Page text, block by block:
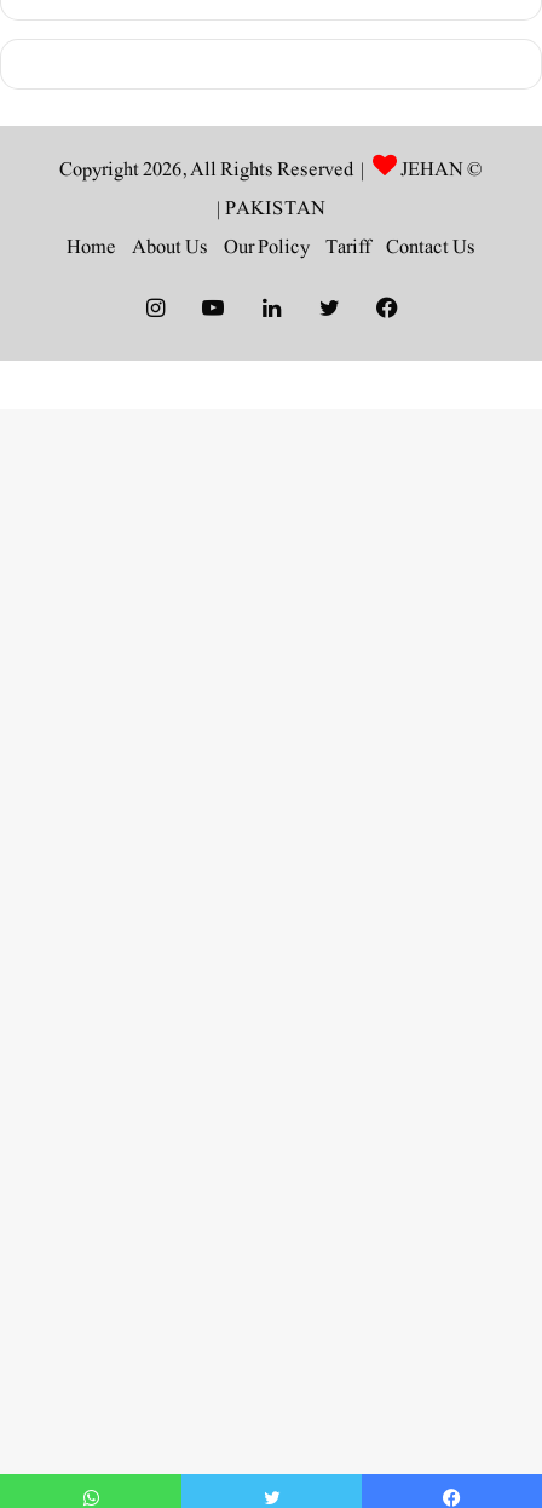
© Copyright 2026, All Rights Reserved |
JEHAN
PAKISTAN
|
Contact Us
Tariff
Our Policy
About Us
Home
Facebook
Twitter
LinkedIn
YouTube
Instagram